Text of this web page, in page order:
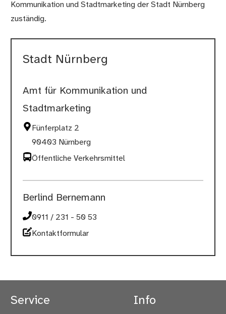
Kommunikation und Stadtmarketing der Stadt Nürnberg
zuständig.
Stadt Nürnberg
Amt für Kommunikation und
Stadtmarketing
Fünferplatz 2
90403 Nürnberg
Öffentliche Verkehrsmittel
Berlind Bernemann
0911 / 231 - 50 53
Kontaktformular
Service Info